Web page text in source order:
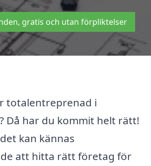
gratis och utan förpliktelser
totalentreprenad i
Då har du kommit helt rätt!
kan kännas
att hitta rätt företag för